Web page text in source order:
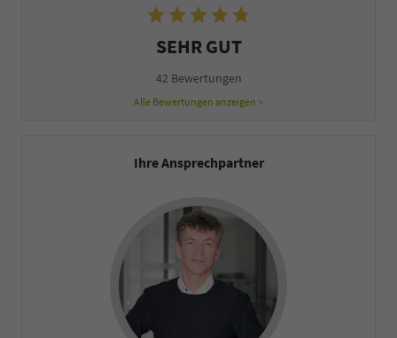
SEHR GUT
42 Bewertungen
Alle Bewertungen anzeigen >
Ihre Ansprechpartner